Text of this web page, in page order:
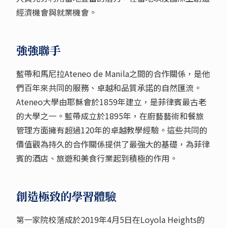
經濟機會與就業機會。
強強聯手
藍帶和馬尼拉Ateneo de Manila之間的合作關係，是他
們百年來共同的服務、卓越和品質承諾的自然匯流。
Ateneo大學由耶穌會於1859年建立，是菲律賓最古老
的大學之一。藍帶成立於1895年，在廚藝藝術和餐旅
管理方面擁有超過120年的卓越教學經驗。這些共同的
價值觀為持久的合作關係提供了最強大的基礎，為菲律
賓的酒店、旅遊和美食行業起到積極的作用。
創造極致的學習體驗
第一家院校落成於2019年4月5日在Loyola Heights的